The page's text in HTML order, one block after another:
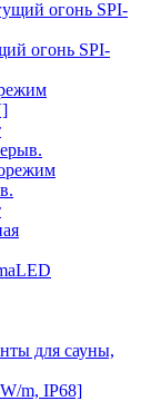
огонь SPI-
для сауны,
m, IP68]